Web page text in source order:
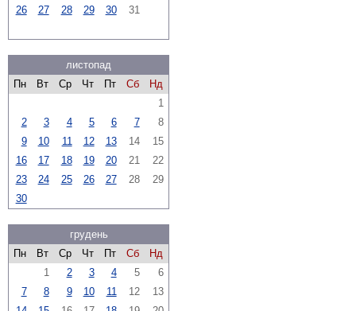
26
27 28 29 30 31
листопад
Пн
Вт Ср Чт Пт Сб
Нд
1
2
3 4 5 6 7
8
9
10 11 12 13 14
15
16
17 18 19 20 21
22
23
24 25 26 27 28
29
30
грудень
Пн
Вт Ср Чт Пт Сб
Нд
1
2 3 4 5
6
7
8 9 10 11 12
13